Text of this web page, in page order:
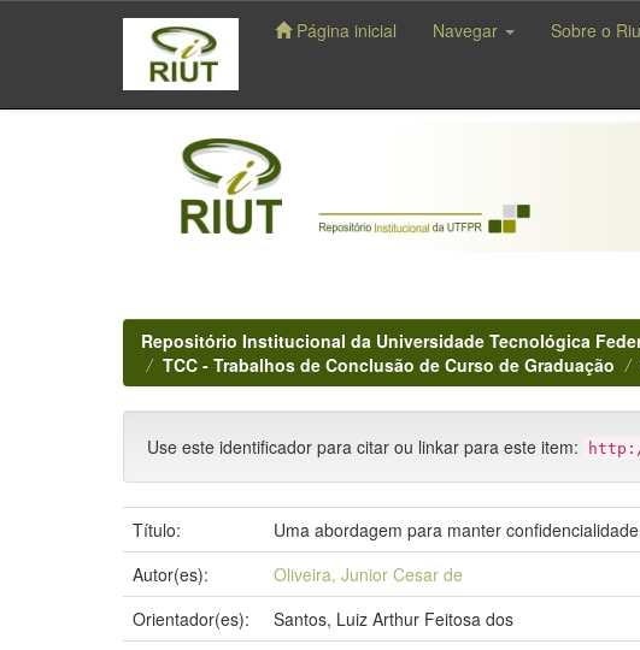
navigation
Página inicial Navegar Sobre o
Repositório Institucional da Universidade Tecnológica
TCC - Trabalhos de Conclusão de Curso de Graduação
Use este identificador para citar ou linkar para este item:
Título:
Uma abordagem para manter
Autor(es):
Oliveira, Junior Cesar de
Orientador(es):
Santos, Luiz Arthur Feitosa dos